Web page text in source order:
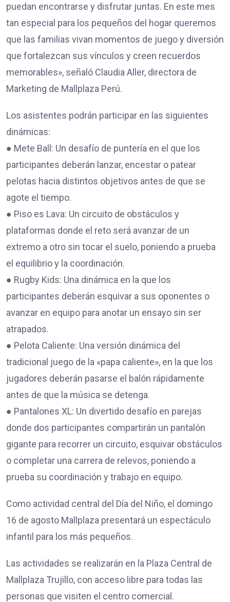
puedan encontrarse y disfrutar juntas. En este mes
tan especial para los pequeños del hogar queremos
que las familias vivan momentos de juego y diversión
que fortalezcan sus vínculos y creen recuerdos
memorables», señaló Claudia Aller, directora de
Marketing de Mallplaza Perú.
Los asistentes podrán participar en las siguientes
dinámicas:
● Mete Ball: Un desafío de puntería en el que los
participantes deberán lanzar, encestar o patear
pelotas hacia distintos objetivos antes de que se
agote el tiempo.
● Piso es Lava: Un circuito de obstáculos y
plataformas donde el reto será avanzar de un
extremo a otro sin tocar el suelo, poniendo a prueba
el equilibrio y la coordinación.
● Rugby Kids: Una dinámica en la que los
participantes deberán esquivar a sus oponentes o
avanzar en equipo para anotar un ensayo sin ser
atrapados.
● Pelota Caliente: Una versión dinámica del
tradicional juego de la «papa caliente», en la que los
jugadores deberán pasarse el balón rápidamente
antes de que la música se detenga.
● Pantalones XL: Un divertido desafío en parejas
donde dos participantes compartirán un pantalón
gigante para recorrer un circuito, esquivar obstáculos
o completar una carrera de relevos, poniendo a
prueba su coordinación y trabajo en equipo.
Como actividad central del Día del Niño, el domingo
16 de agosto Mallplaza presentará un espectáculo
infantil para los más pequeños.
Las actividades se realizarán en la Plaza Central de
Mallplaza Trujillo, con acceso libre para todas las
personas que visiten el centro comercial.